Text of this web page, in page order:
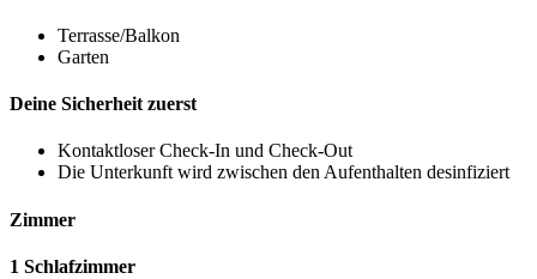
Terrasse/Balkon
Garten
Deine Sicherheit zuerst
Kontaktloser Check-In und Check-Out
Die Unterkunft wird zwischen den Aufenthalten desinfiziert
Zimmer
1 Schlafzimmer